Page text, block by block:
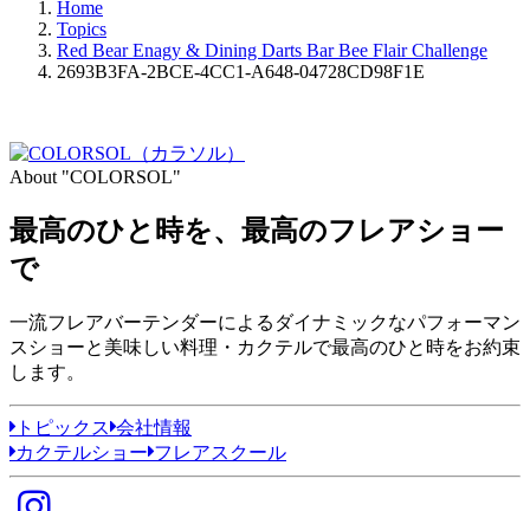
Home
Topics
Red Bear Enagy & Dining Darts Bar Bee Flair Challenge
2693B3FA-2BCE-4CC1-A648-04728CD98F1E
About "COLORSOL"
最高のひと時を、 最高のフレアショー
で
一流フレアバーテンダーによるダイナミックなパフォーマン
スショーと美味しい料理・カクテルで最高のひと時をお約束
します。
トピックス 会社情報
カクテルショー フレアスクール